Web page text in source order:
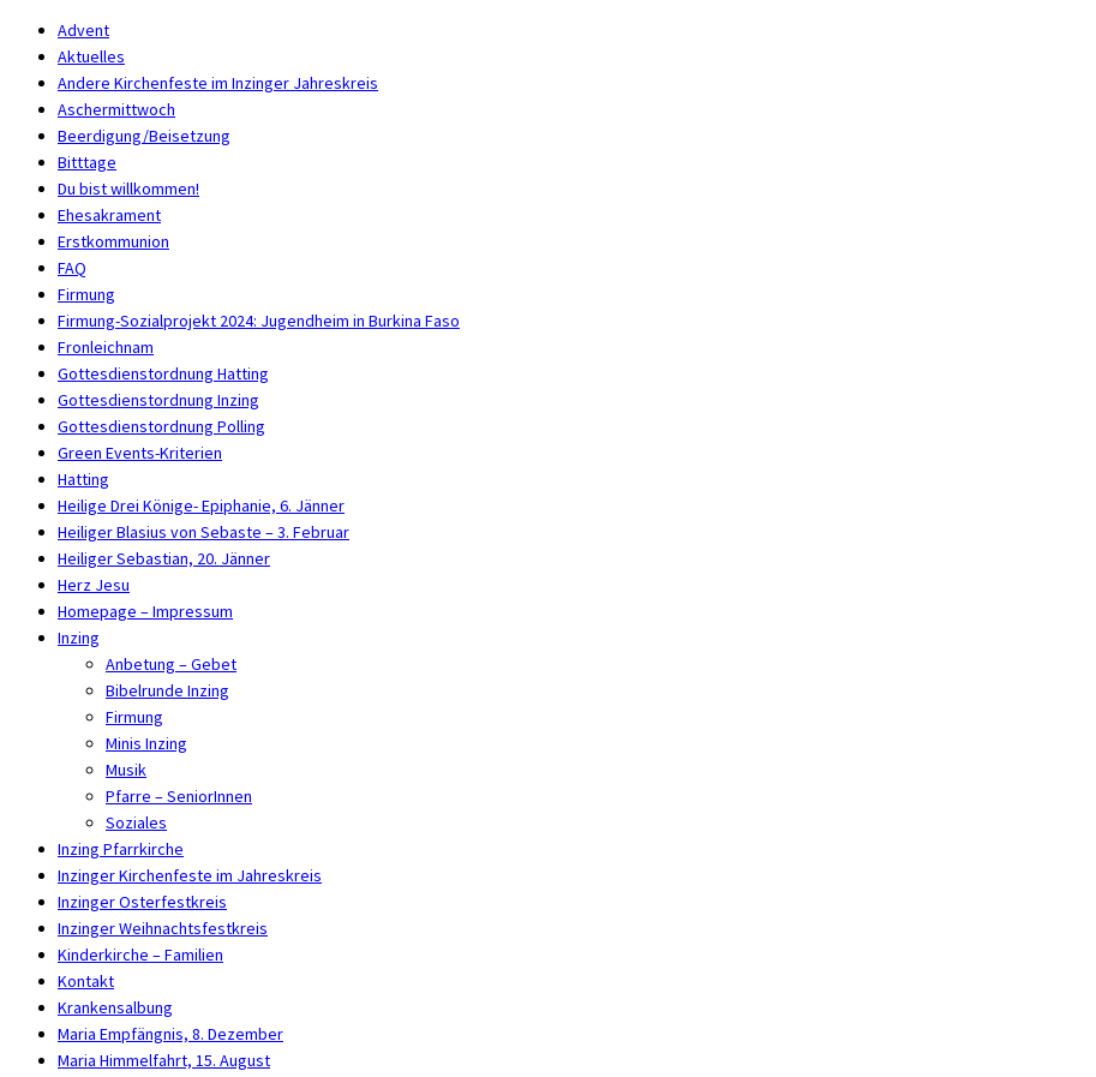
Advent
Aktuelles
Andere Kirchenfeste im Inzinger Jahreskreis
Aschermittwoch
Beerdigung/Beisetzung
Bitttage
Du bist willkommen!
Ehesakrament
Erstkommunion
FAQ
Firmung
Firmung-Sozialprojekt 2024: Jugendheim in Burkina Faso
Fronleichnam
Gottesdienstordnung Hatting
Gottesdienstordnung Inzing
Gottesdienstordnung Polling
Green Events-Kriterien
Hatting
Heilige Drei Könige- Epiphanie, 6. Jänner
Heiliger Blasius von Sebaste – 3. Februar
Heiliger Sebastian, 20. Jänner
Herz Jesu
Homepage – Impressum
Inzing
Anbetung – Gebet
Bibelrunde Inzing
Firmung
Minis Inzing
Musik
Pfarre – SeniorInnen
Soziales
Inzing Pfarrkirche
Inzinger Kirchenfeste im Jahreskreis
Inzinger Osterfestkreis
Inzinger Weihnachtsfestkreis
Kinderkirche – Familien
Kontakt
Krankensalbung
Maria Empfängnis, 8. Dezember
Maria Himmelfahrt, 15. August